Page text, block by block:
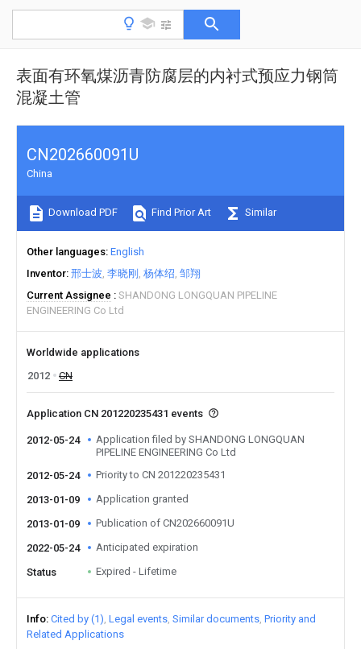
表面有环氧煤沥青防腐层的内衬式预应力钢筒
混凝土管
CN202660091U
China
Download PDF Find Prior Art Similar
Other languages English
Inventor 邢士波 李晓刚 杨体绍 邹翔
Current Assignee
SHANDONG LONGQUAN PIPELINE
ENGINEERING Co Ltd
Worldwide applications
2012
CN
Application CN 201220235431 events
2012-05-24
Application filed by SHANDONG LONGQUAN
PIPELINE ENGINEERING Co Ltd
2012-05-24
Priority to CN 201220235431
2013-01-09 Application granted
2013-01-09 Publication of CN202660091U
2022-05-24 Anticipated expiration
Status Expired - Lifetime
Info Cited by (1) Legal events Similar documents Priority and
Related Applications